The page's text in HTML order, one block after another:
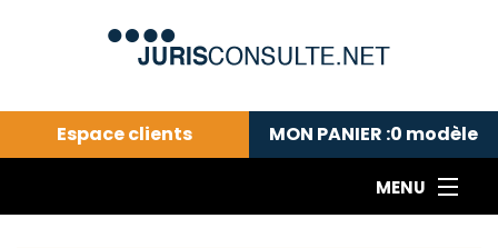
Espace clients MON PANIER :0 modèle
MENU